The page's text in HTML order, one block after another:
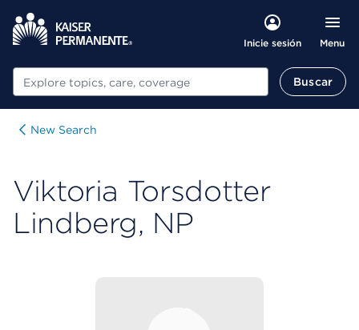
Inicie sesión Menu
Buscar Buscar
New Search
Viktoria Torsdotter
Lindberg, NP